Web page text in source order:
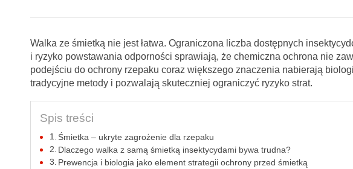
Walka ze śmietką nie jest łatwa. Ograniczona liczba dostępnych
i ryzyko powstawania odporności sprawiają, że chemiczna ochrona nie
podejściu do ochrony rzepaku coraz większego znaczenia nabierają
tradycyjne metody i pozwalają skuteczniej ograniczyć ryzyko strat.
Spis treści
Śmietka – ukryte zagrożenie dla rzepaku
Dlaczego walka z samą śmietką insektycydami bywa trudna?
Prewencja i biologia jako element strategii ochrony przed śmietką